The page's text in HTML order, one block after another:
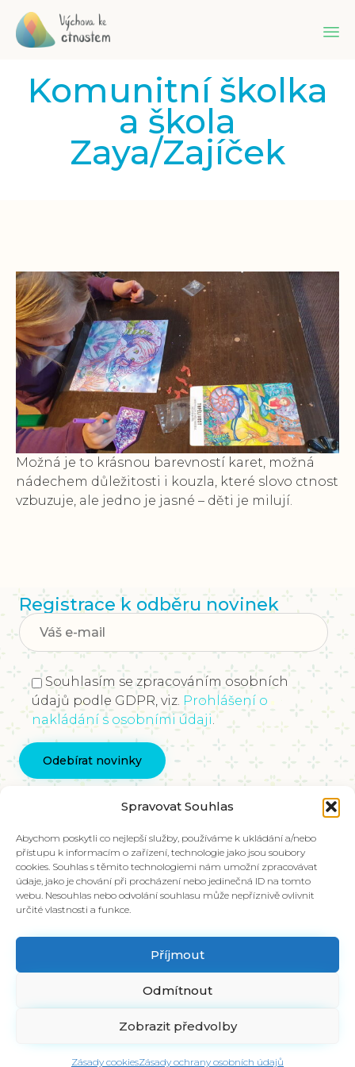
Spravovat Souhlas
Abychom poskytli co nejlepší služby, používáme k ukládání a/nebo
přístupu k informacím o zařízení, technologie jako jsou soubory
cookies. Souhlas s těmito technologiemi nám umožní zpracovávat
údaje, jako je chování při procházení nebo jedinečná ID na tomto
webu. Nesouhlas nebo odvolání souhlasu může nepříznivě ovlivnit
určité vlastnosti a funkce.
Příjmout
Odmítnout
Zobrazit předvolby
Zásady cookiesZásady ochrany osobních údajů
Komunitní školka
a škola
Zaya/Zajíček
Možná je to krásnou barevností karet, možná
nádechem důležitosti i kouzla, které slovo ctnost
vzbuzuje, ale jedno je jasné – děti je milují.
Registrace k odběru novinek
Souhlasím se zpracováním osobních
údajů podle GDPR, viz. Prohlášení o
nakládání s osobními údaji.
Kontaktujte nás
Nadace Pangea, Rohanské nábřeží 671/15, Karlín,
186 00 Praha 8
V případě zájmu o materiály ve slovenštině,
kontaktujte kolegy na emailu: